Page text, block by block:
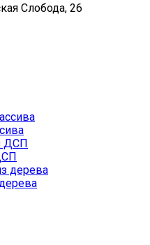
Слобода, 26